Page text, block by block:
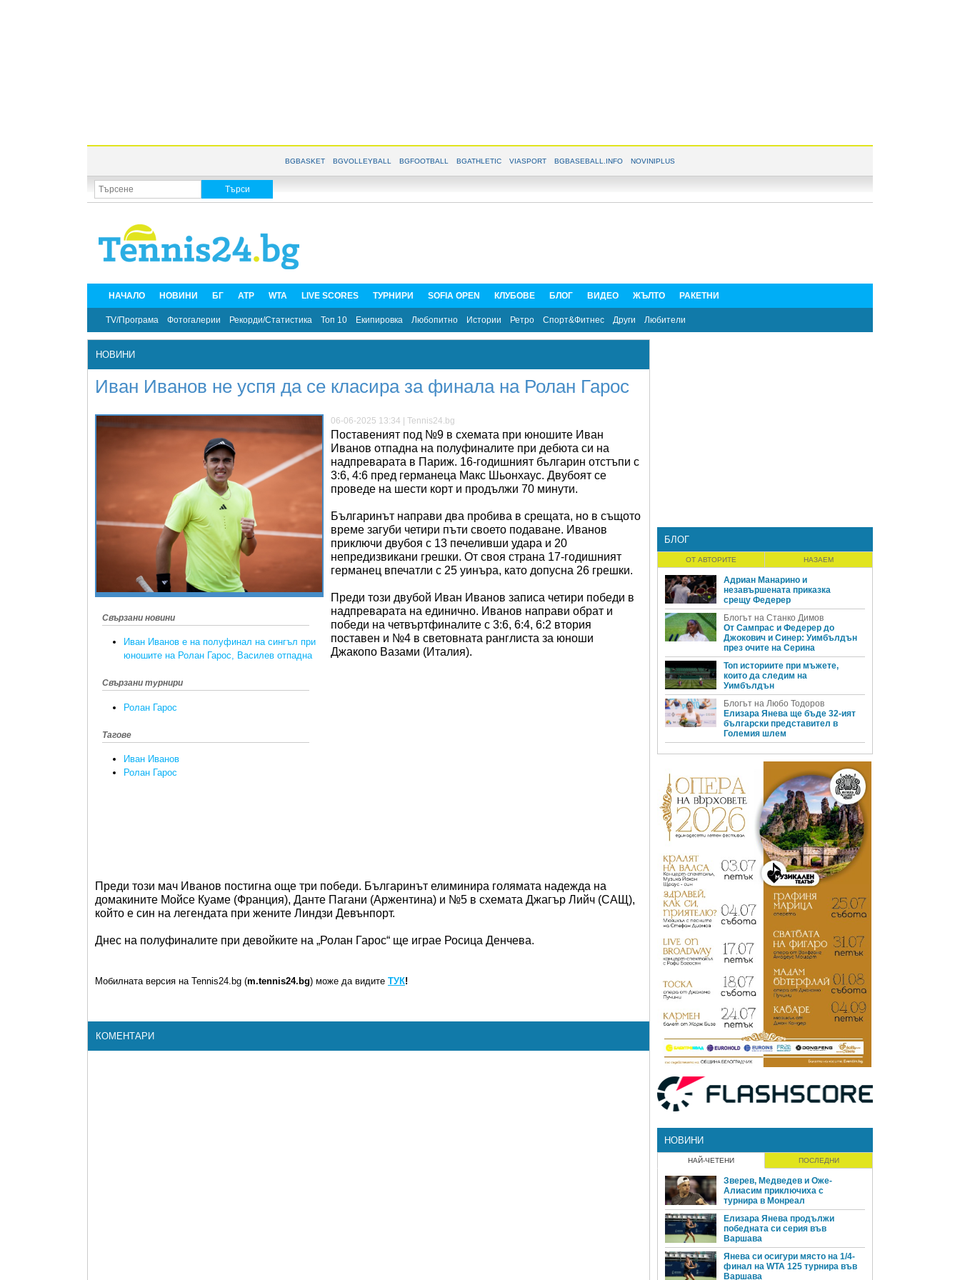
BGBASKET BGVOLLEYBALL BGFOOTBALL BGATHLETIC VIASPORT BGBASEBALL.INFO NOVINIPLUS
НАЧАЛО НОВИНИ БГ ATP WTA LIVE SCORES ТУРНИРИ SOFIA OPEN КЛУБОВЕ БЛОГ ВИДЕО ЖЪЛТО РАКЕТНИ
TV/Програма Фотогалерии Рекорди/Статистика Топ 10 Екипировка Любопитно Истории Ретро Спорт&Фитнес Други Любители
НОВИНИ
Иван Иванов не успя да се класира за финала на Ролан Гарос
Свързани новини
Иван Иванов е на полуфинал на сингъл при
юношите на Ролан Гарос, Василев отпадна
Свързани турнири
Ролан Гарос
Тагове
Иван Иванов
Ролан Гарос
06-06-2025 13:34 | Tennis24.bg
Поставеният под №9 в схемата при юношите Иван
Иванов отпадна на полуфиналите при дебюта си на
надпреварата в Париж. 16-годишният българин отстъпи с
3:6, 4:6 пред германеца Макс Шьонхаус. Двубоят се
проведе на шести корт и продължи 70 минути.
Българинът направи два пробива в срещата, но в същото
време загуби четири пъти своето подаване. Иванов
приключи двубоя с 13 печеливши удара и 20
непредизвикани грешки. От своя страна 17-годишният
германец впечатли с 25 уинъра, като допусна 26 грешки.
Преди този двубой Иван Иванов записа четири победи в
надпреварата на единично. Иванов направи обрат и
победи на четвъртфиналите с 3:6, 6:4, 6:2 втория
поставен и №4 в световната ранглиста за юноши
Джакопо Вазами (Италия).
Преди този мач Иванов постигна още три победи. Българинът елиминира голямата надежда на
домакините Мойсе Куаме (Франция), Данте Пагани (Аржентина) и №5 в схемата Джагър Лийч (САЩ),
който е син на легендата при жените Линдзи Девънпорт.
Днес на полуфиналите при девойките на „Ролан Гарос“ ще играе Росица Денчева.
Мобилната версия на Tennis24.bg (m.tennis24.bg) може да видите ТУК!
КОМЕНТАРИ
БЛОГ
ОТ АВТОРИТЕ НАЗАЕМ
Адриан Манарино и
незавършената приказка
срещу Федерер
Блогът на Станко Димов
От Сампрас и Федерер до
Джокович и Синер: Уимбълдън
през очите на Серина
Топ историите при мъжете,
които да следим на
Уимбълдън
Блогът на Любо Тодоров
Елизара Янева ще бъде 32-ият
български представител в
Големия шлем
НОВИНИ
НАЙ-ЧЕТЕНИ ПОСЛЕДНИ
Зверев, Медведев и Оже-
Алиасим приключиха с
турнира в Монреал
Елизара Янева продължи
победната си серия във
Варшава
Янева си осигури място на 1/4-
финал на WTA 125 турнира във
Варшава